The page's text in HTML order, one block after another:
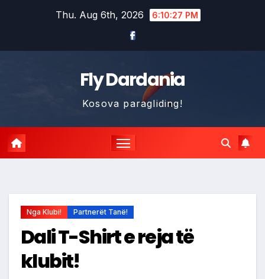
Thu. Aug 6th, 2026 6:10:28 PM
Fly Dardania
Kosova paragliding!
Nga Klubi! Partnerët Tanë!
Dali T-Shirt e reja të
klubit!